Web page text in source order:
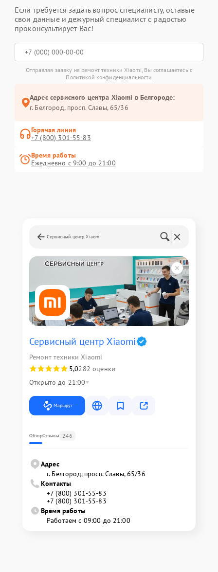
Если требуется задать вопрос специалисту, оставьте
свои данные и дежурный специалист с радостью
проконсультирует Вас!
Отправляя заявку на ремонт техники Xiaomi, Вы соглашаетесь с
Политикой конфиденциальности
Адрес сервисного центра Xiaomi в Белгороде:
г. Белгород, просп. Славы, 65/36
Горячая линия
+7 (800) 301-55-83
Время работы
Ежедневно с 9:00 до 21:00
Сервисный центр Xiaomi
Сервисный центр Xiaomi
Ремонт техники Xiaomi
5,0282 оценки
Открыто до 21:00
Маршрут
ОбзорОтзывы 246
Адрес
г. Белгород, просп. Славы, 65/36
Контакты
+7 (800) 301-55-83
+7 (800) 301-55-83
Время работы
Работаем с 09:00 до 21:00